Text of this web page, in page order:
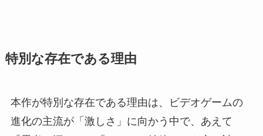
特別な存在である理由
本作が特別な存在である理由は、ビデオゲームの
進化の主流が「激しさ」に向かう中で、あえて